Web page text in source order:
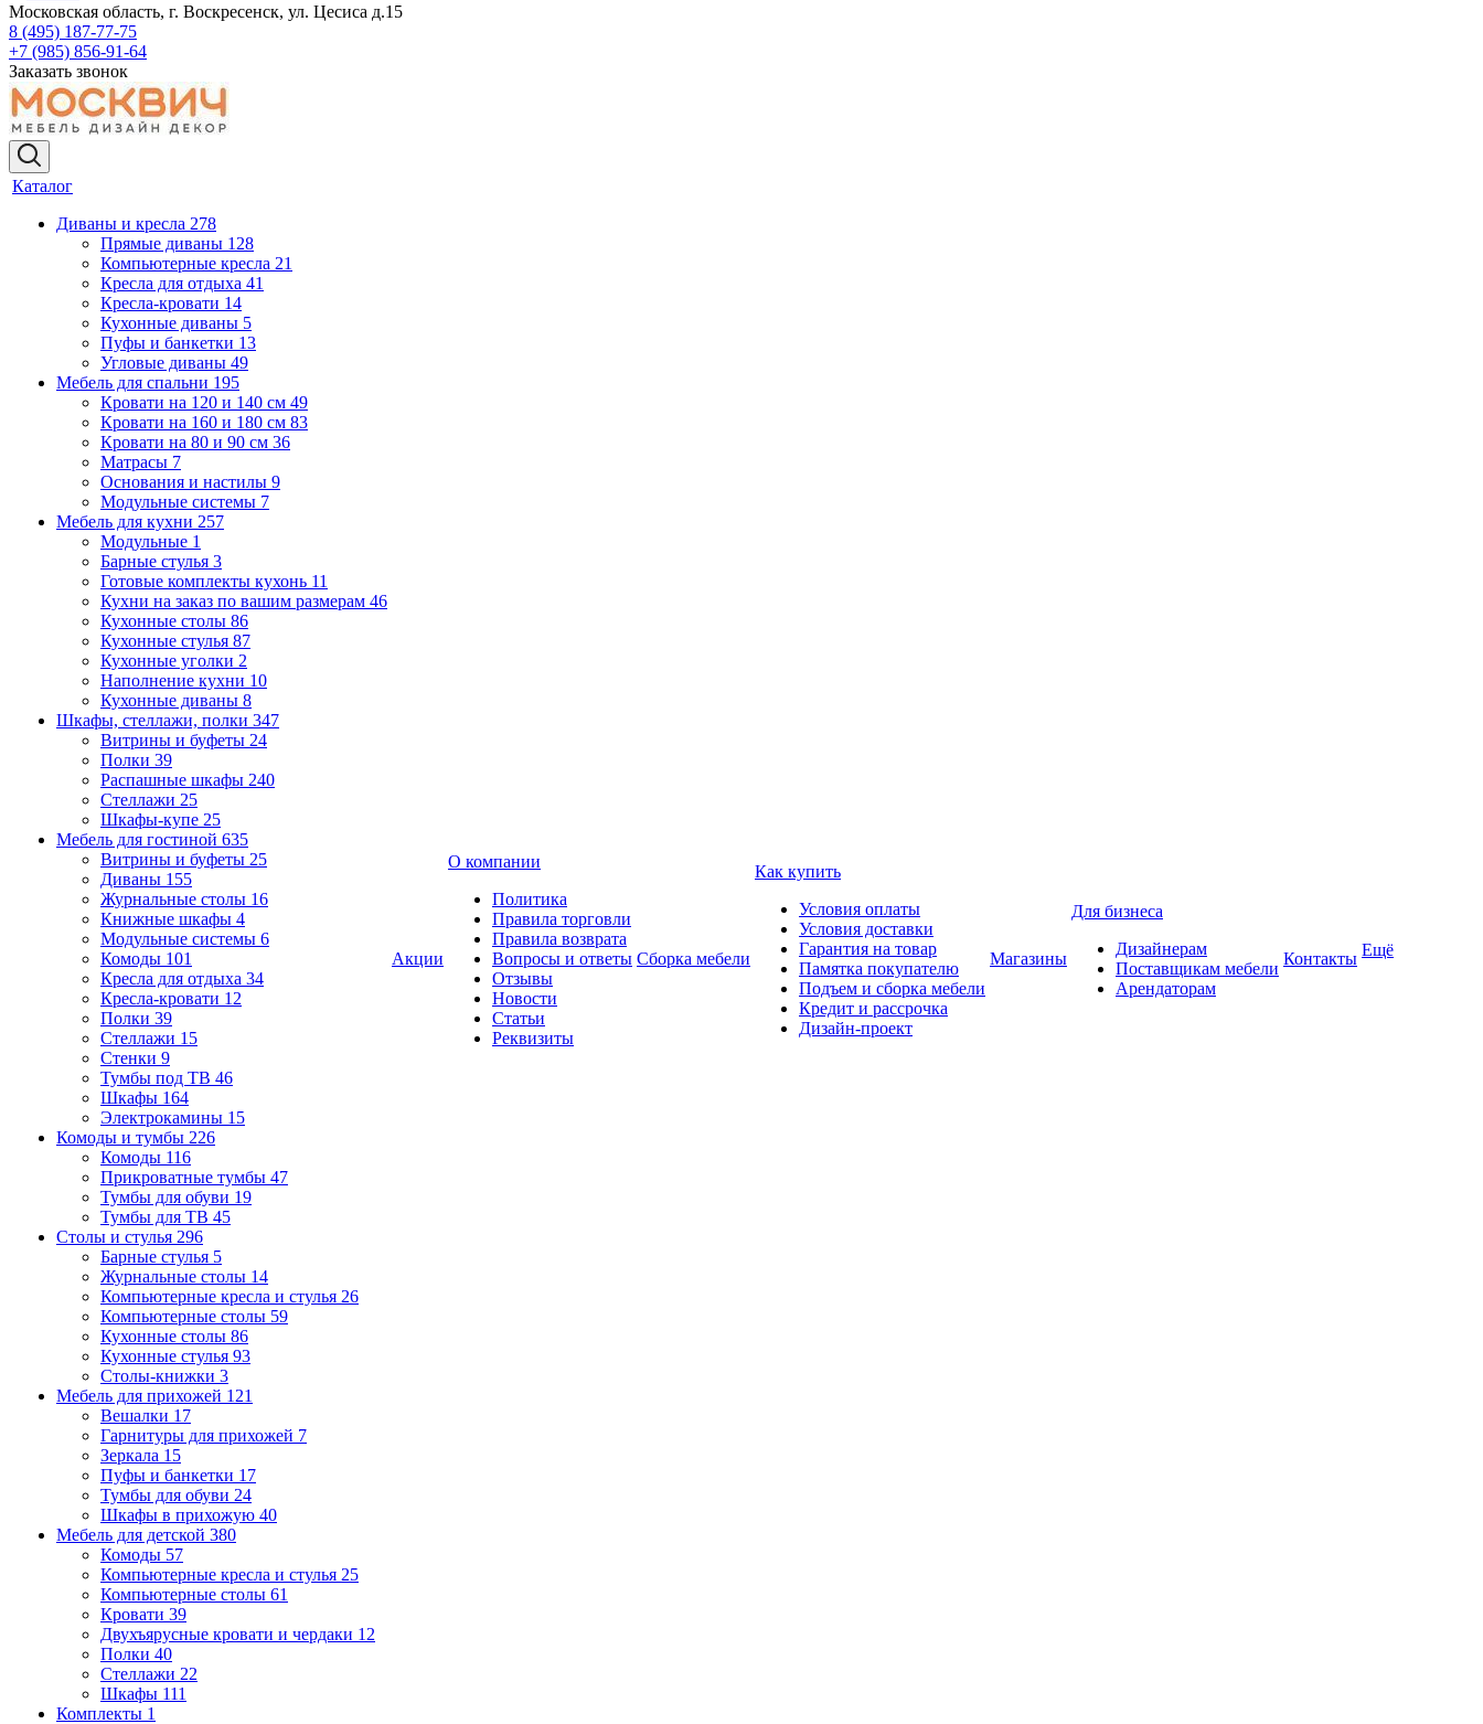
Московская область, г. Воскресенск, ул. Цесиса д.15
8 (495) 187-77-75
+7 (985) 856-91-64
Заказать звонок
Каталог
Диваны и кресла 278
Прямые диваны 128
Компьютерные кресла 21
Кресла для отдыха 41
Кресла-кровати 14
Кухонные диваны 5
Пуфы и банкетки 13
Угловые диваны 49
Мебель для спальни 195
Кровати на 120 и 140 см 49
Кровати на 160 и 180 см 83
Кровати на 80 и 90 см 36
Матрасы 7
Основания и настилы 9
Модульные системы 7
Мебель для кухни 257
Модульные 1
Барные стулья 3
Готовые комплекты кухонь 11
Кухни на заказ по вашим размерам 46
Кухонные столы 86
Кухонные стулья 87
Кухонные уголки 2
Наполнение кухни 10
Кухонные диваны 8
Шкафы, стеллажи, полки 347
Витрины и буфеты 24
Полки 39
Распашные шкафы 240
Стеллажи 25
Шкафы-купе 25
Мебель для гостиной 635
Витрины и буфеты 25
Диваны 155
Журнальные столы 16
Книжные шкафы 4
Модульные системы 6
Комоды 101
Кресла для отдыха 34
Кресла-кровати 12
Полки 39
Стеллажи 15
Стенки 9
Тумбы под ТВ 46
Шкафы 164
Электрокамины 15
Комоды и тумбы 226
Комоды 116
Прикроватные тумбы 47
Тумбы для обуви 19
Тумбы для ТВ 45
Столы и стулья 296
Барные стулья 5
Журнальные столы 14
Компьютерные кресла и стулья 26
Компьютерные столы 59
Кухонные столы 86
Кухонные стулья 93
Столы-книжки 3
Мебель для прихожей 121
Вешалки 17
Гарнитуры для прихожей 7
Зеркала 15
Пуфы и банкетки 17
Тумбы для обуви 24
Шкафы в прихожую 40
Мебель для детской 380
Комоды 57
Компьютерные кресла и стулья 25
Компьютерные столы 61
Кровати 39
Двухъярусные кровати и чердаки 12
Полки 40
Стеллажи 22
Шкафы 111
Комплекты 1
Акции
О компании
Политика
Правила торговли
Правила возврата
Вопросы и ответы
Отзывы
Новости
Статьи
Реквизиты
Сборка мебели
Как купить
Условия оплаты
Условия доставки
Гарантия на товар
Памятка покупателю
Подъем и сборка мебели
Кредит и рассрочка
Дизайн-проект
Магазины
Для бизнеса
Дизайнерам
Поставщикам мебели
Арендаторам
Контакты Ещё